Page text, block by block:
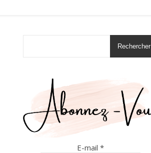
Rechercher
E-mail *